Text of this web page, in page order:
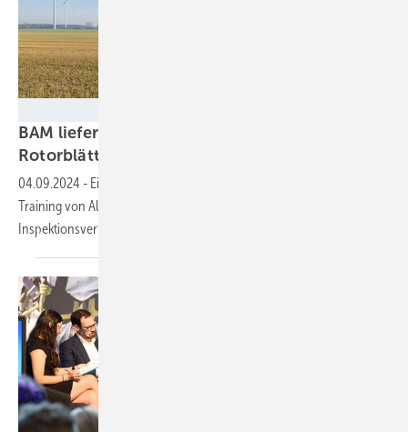
BAM liefert Referenzdaten für Inspektion von
Rotorblättern mit KI und
04.09.2024 - Ein zehn Gigabyte großer Datensatz soll in Kürze zum
Training von Algorithmen zur Verfügung stehen, um das neue
Inspektionsverfahren in die Anwendung zu